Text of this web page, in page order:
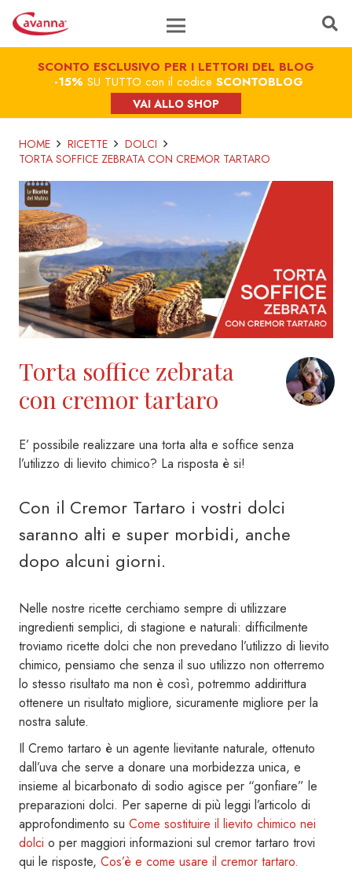
SCONTO ESCLUSIVO PER I LETTORI DEL BLOG
-15% SU TUTTO con il codice SCONTOBLOG
VAI ALLO SHOP
HOME RICETTE
DOLCI
TORTA SOFFICE ZEBRATA CON CREMOR TARTARO
Torta soffice zebrata
con cremor tartaro
E’ possibile realizzare una torta alta e soffice senza
l’utilizzo di lievito chimico? La risposta è si!
Con il Cremor Tartaro i vostri dolci
saranno alti e super morbidi, anche
dopo alcuni giorni.
Nelle nostre ricette cerchiamo sempre di utilizzare
ingredienti semplici, di stagione e naturali: difficilmente
troviamo ricette dolci che non prevedano l’utilizzo di lievito
chimico, pensiamo che senza il suo utilizzo non otterremo
lo stesso risultato ma non è così, potremmo addirittura
ottenere un risultato migliore, sicuramente migliore per la
nostra salute.
Il Cremo tartaro è un agente lievitante naturale, ottenuto
dall’uva che serve a donare una morbidezza unica, e
insieme al bicarbonato di sodio agisce per “gonfiare” le
preparazioni dolci. Per saperne di più leggi l’articolo di
approfondimento su Come sostituire il lievito chimico nei
dolci o per maggiori informazioni sul cremor tartaro trovi
qui le risposte, Cos’è e come usare il cremor tartaro.